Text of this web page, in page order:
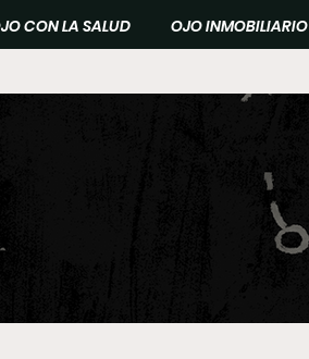
CON LA SALUD OJO INMOBILIARIO